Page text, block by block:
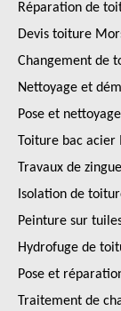
Réparation de
Devis toiture
Changement de
Nettoyage et
Pose et
Toiture bac acier
Travaux de
Isolation de
Peinture sur
Hydrofuge de
Pose et
Traitement de